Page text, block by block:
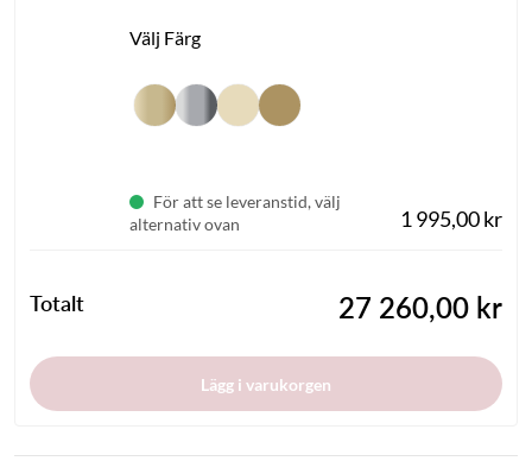
Välj Färg
För att se leveranstid, välj
alternativ ovan
1 995,00 kr
Totalt 27 260,00 kr
Lägg i varukorgen